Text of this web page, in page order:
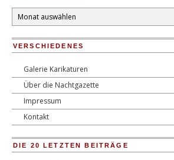
Monatsarchiv
VERSCHIEDENES
Galerie Karikaturen
Über die Nachtgazette
Impressum
Kontakt
DIE 20 LETZTEN BEITRÄGE